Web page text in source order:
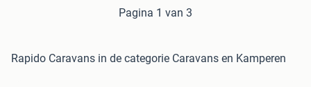
Pagina 1 van 3
Rapido Caravans in de categorie Caravans en Kamperen